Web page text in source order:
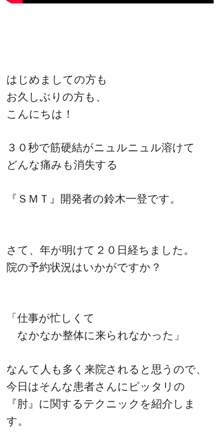
はじめましての方も
お久しぶりの方も、
こんにちは！
３０秒で筋硬結がニュルニュル溶けて
どんな痛みも消失する
『ＳＭＴ』開発者の鈴木一登です。
さて、年が明けて２０日経ちました。
院の予約状況はいかがですか？
「仕事が忙しくて
なかなか整体に来られなかった」
なんて人も多く来院されると思うので、
今日はそんな患者さんにピッタリの
『肘』に関するテクニックを紹介しま
す。